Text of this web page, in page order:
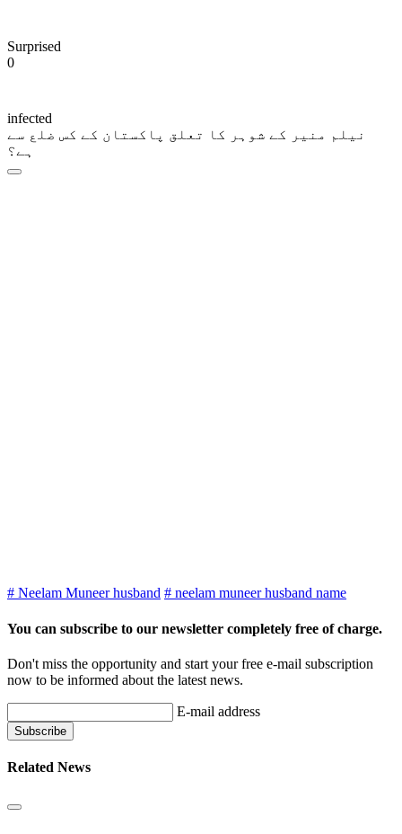
Surprised
0
infected
نیلم منیر کے شوہر کا تعلق پاکستان کے کس ضلع سے
ہے؟
# Neelam Muneer husband # neelam muneer husband name
You can subscribe to our newsletter completely free of charge.
Don't miss the opportunity and start your free e-mail subscription
now to be informed about the latest news.
E-mail address
Related News